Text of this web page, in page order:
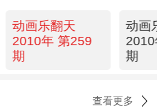
动画乐翻天
2010年 第259
期
动画
期
查看更多